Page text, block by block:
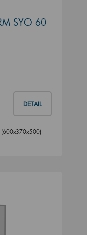
SYO 60
DETAIL
(600x370x500)